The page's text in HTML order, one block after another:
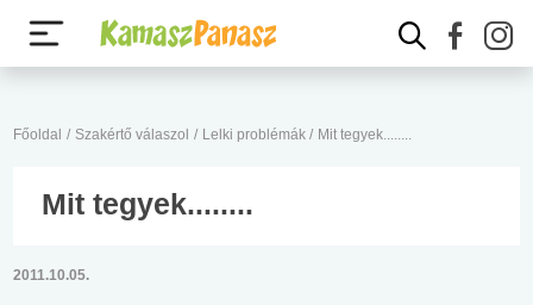
Főoldal / Szakértő válaszol / Lelki problémák / Mit tegyek........
Mit tegyek........
2011.10.05.